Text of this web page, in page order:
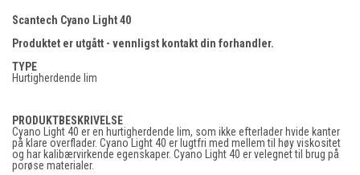
Scantech Cyano Light 40
Produktet er utgått - vennligst kontakt din forhandler.
TYPE
Hurtigherdende lim
PRODUKTBESKRIVELSE
Cyano Light 40 er en hurtigherdende lim, som ikke efterlader hvide kanter
på klare overflader. Cyano Light 40 er lugtfri med mellem til høy viskositet
og har kalibærvirkende egenskaper. Cyano Light 40 er velegnet til brug på
porøse materialer.